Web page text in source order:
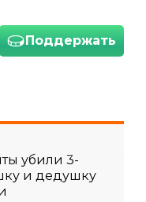
Поддержать
убили 3-
и дедушку